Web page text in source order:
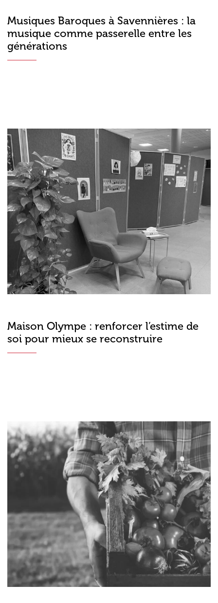
Musiques Baroques à Savennières : la
musique comme passerelle entre les
générations
Maison Olympe : renforcer l’estime de
soi pour mieux se reconstruire